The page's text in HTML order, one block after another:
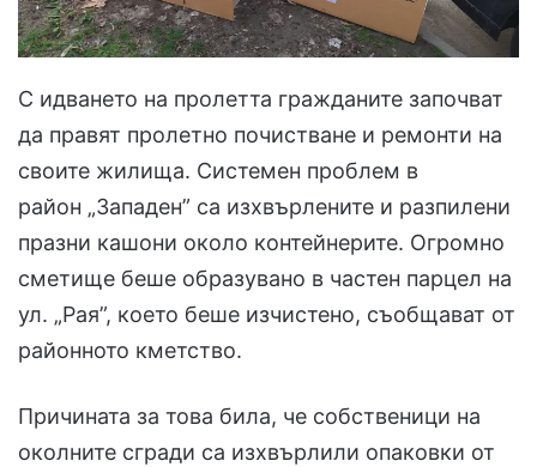
С идването на пролетта гражданите започват
да правят пролетно почистване и ремонти на
своите жилища. Системен проблем в
район „Западен” са изхвърлените и разпилени
празни кашони около контейнерите. Огромно
сметище беше образувано в частен парцел на
ул. „Рая”, което беше изчистено, съобщават от
районното кметство.
Причината за това била, че собственици на
околните сгради са изхвърлили опаковки от